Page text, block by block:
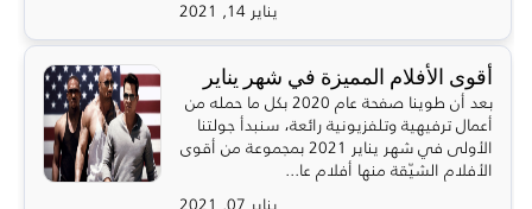
يناير 14, 2021
أقوى الأفلام المميزة في شهر يناير
بعد أن طوينا صفحة عام 2020 بكل ما حمله من
أعمال ترفيهية وتلفزيونية رائعة، سنبدأ جولتنا
الأولى في شهر يناير 2021 بمجموعة من أقوى
الأفلام الشيّقة منها أفلام عا...